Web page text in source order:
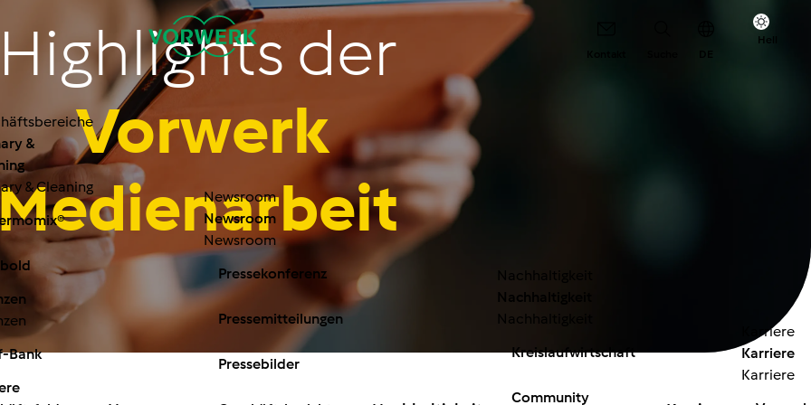
Hell
&
& Cleaning
Bank
Newsroom
Newsroom
Newsroom
Pressekonferenz
Pressemitteilungen
Pressebilder
Nachhaltigkeit
Nachhaltigkeit
Nachhaltigkeit
Kreislaufwirtschaft
Community
Karriere
Karriere
Karriere
Highlights der
Vorwerk